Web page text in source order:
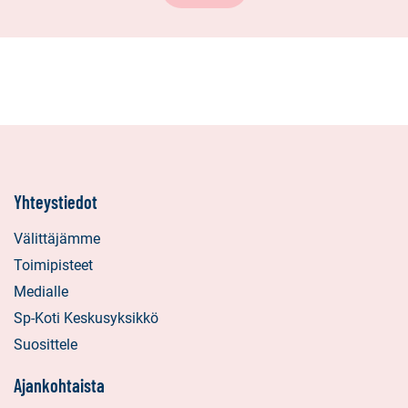
Yhteystiedot
Välittäjämme
Toimipisteet
Medialle
Sp-Koti Keskusyksikkö
Suosittele
Ajankohtaista